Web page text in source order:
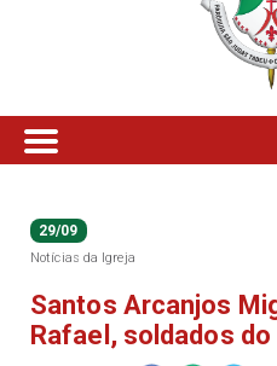
29/09
Notícias da Igreja
Santos Arcanjos
Rafael, soldados